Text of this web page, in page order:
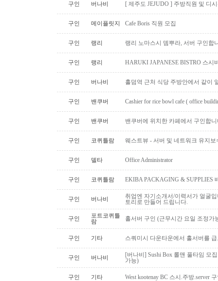
구인 버나비 [ 제주도 JEJUDO ] 주방직원 및 디
구인 메이플릿지 Cafe Boris 직원 모집
구인 랭리 랭리 노마스시 뎀뿌라, 서버 구인합
구인 랭리 HARUKI JAPANESE BISTRO 스시
구인 버나비 홀덤역 근처 식당 주방안에서 같이
구인 밴쿠버 Cashier for rice bowl cafe ( office
구인 밴쿠버 밴쿠버에 위치한 카페에서 구인합
구인 코퀴틀람 웨스트뷰 - 서버 및 네트워크 유지보
구인 델타 Office Administrator
구인 코퀴틀람 EKIBA PACKAGING & SUPPLIES
구인 버나비
취업엔 자기소개서/이력서가 얼굴
토리로 만들어 드립니다.
구인
포트코퀴틀
람
홀서버 구인 (근무시간 요일 조정가
구인 기타 스쿼미시 다운타운에서 홀서버를
구인 버나비
[버나비] Sushi Box 롤맨 풀타임 모
가능)
구인 기타 West kootenay BC 스시.주방.server